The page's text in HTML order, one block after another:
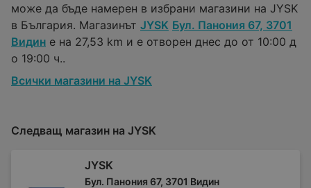
може да бъде намерен в избрани магазини на JYSK
в България. Магазинът JYSK Бул. Панония 67, 3701
Видин е на 27,53 km и е отворен днес до от 10:00 д
о 19:00 ч..
Всички магазини на JYSK
Следващ магазин на JYSK
JYSK
Бул. Панония 67, 3701 Видин